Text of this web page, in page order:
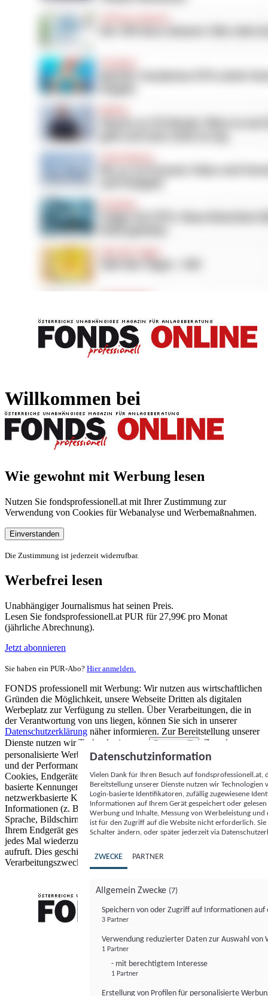
Willkommen bei
Wie gewohnt mit Werbung lesen
Nutzen Sie fondsprofessionell.at mit Ihrer Zustimmung zur
Verwendung von Cookies für Webanalyse und Werbemaßnahmen.
Einverstanden
Die Zustimmung ist jederzeit widerrufbar.
Werbefrei lesen
Unabhängiger Journalismus hat seinen Preis.
Lesen Sie fondsprofessionell.at PUR für 27,99€ pro Monat
(jährliche Abrechnung).
Jetzt abonnieren
Sie haben ein PUR-Abo? Hier anmelden.
FONDS professionell mit Werbung: Wir nutzen aus wirtschaftlichen
Gründen die Möglichkeit, unsere Webseite Dritten als digitalen
Werbeplatz zur Verfügung zu stellen. Über Verarbeitungen, die in
der Verantwortung von uns liegen, können Sie sich in unserer
Datenschutzerklärung näher informieren. Zur Bereitstellung unserer
Dienste nutzen wir Technologien von
Partnern (5)
. Zwecke:
personalisierte Werbung und Inhalte, Messung von Werbeleistung
und der Performance von Inhalten sowie Zielgruppenforschung.
Cookies, Endgeräte- oder ähnliche Online-Kennungen (z. B. login-
basierte Kennungen, zufällig generierte Kennungen,
netzwerkbasierte Kennungen) können zusammen mit anderen
Informationen (z. B. Browsertyp und Browserinformationen,
Sprache, Bildschirmgröße, unterstützte Technologien usw.) auf
Ihrem Endgerät gespeichert oder von dort ausgelesen werden, um es
jedes Mal wiederzuerkennen, wenn es eine App oder einer Webseite
aufruft. Dies geschieht für einen oder mehrere der hier aufgeführten
Verarbeitungszwecke.
Datenschutzinformation
Vielen Dank für Ihren Besuch auf
Bereitstellung unserer Dienste nutzen wir Technologien
Login-basierte Identifikatoren, zufällig zugewiesene
Informationen auf Ihrem Gerät gespeichert oder
Werbung und Inhalte, Messung von Werbeleistung
ist für den Zugriff auf die Website nicht erforderlich.
Schalter ändern, oder später jederzeit via
ZWECKE PARTNER
Allgemein Zwecke (7)
Speichern von oder Zugriff auf Informationen auf
3 Partner
Verwendung reduzierter Daten zur Auswahl von
1 Partner
- mit berechtigtem Interesse
1 Partner
Erstellung von Profilen für personalisierte
FONDS professionell